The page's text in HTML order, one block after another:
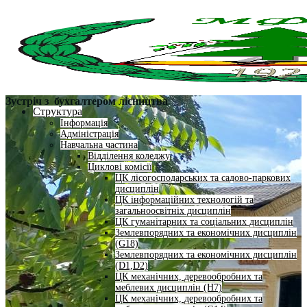
Структура
Інформація
Адміністрація
Навчальна частина
Відділення коледжу
Циклові комісії
ЦК лісогосподарських та садово-паркових
дисциплін
ЦК інформаційних технологій та
загальноосвітніх дисциплін
ЦК гуманітарних та соціальних дисциплін
Землевпорядних та економічних дисциплін
(G18)
Землевпорядних та економічних дисциплін
(D1,D2)
ЦК механічних, деревообробних та
меблевих дисциплін (H7)
ЦК механічних, деревообробних та
Зустріч з бухгалтером лісництва